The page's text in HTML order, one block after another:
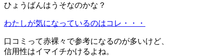
ひょうばんはうそなのかな？
わたしが気になっているのはコレ・・・
口コミって赤裸々で参考になるのが多いけど、
信用性はイマイチかけるよね。